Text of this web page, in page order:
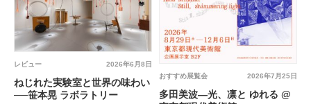
2026年6月8日
レビュー
ねじれた実験室と世界の味わい
──笹本晃 ラボラトリー
2026年7月25日
おすすめ展覧会
多田美波―光、凛と ゆれる @